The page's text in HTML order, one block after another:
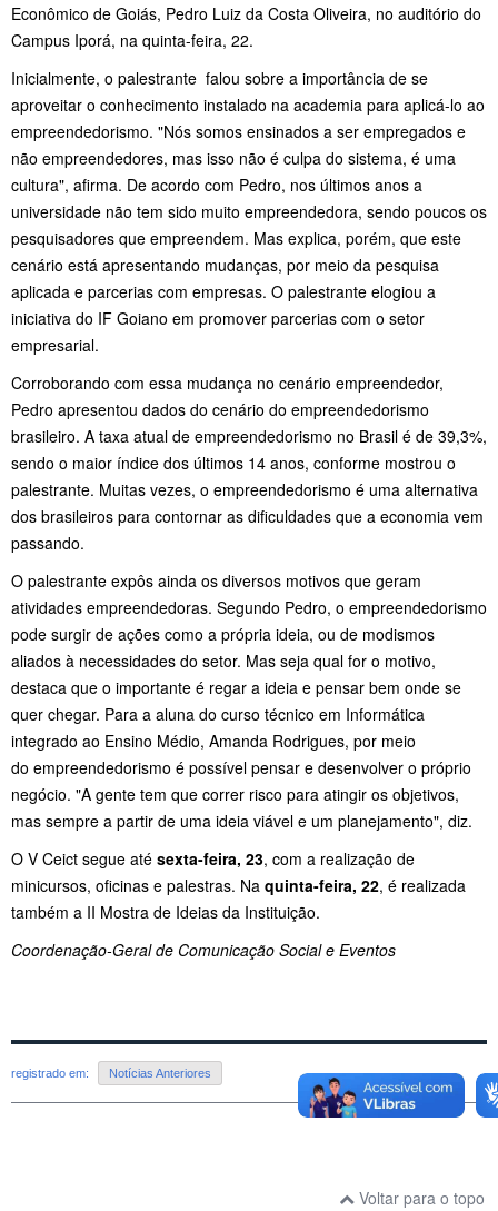
Econômico de Goiás, Pedro Luiz da Costa Oliveira, no auditório do
Campus Iporá, na quinta-feira, 22.
Inicialmente, o palestrante falou sobre a importância de se
aproveitar o conhecimento instalado na academia para aplicá-lo ao
empreendedorismo. "Nós somos ensinados a ser empregados e
não empreendedores, mas isso não é culpa do sistema, é uma
cultura", afirma. De acordo com Pedro, nos últimos anos a
universidade não tem sido muito empreendedora, sendo poucos os
pesquisadores que empreendem. Mas explica, porém, que este
cenário está apresentando mudanças, por meio da pesquisa
aplicada e parcerias com empresas. O palestrante elogiou a
iniciativa do IF Goiano em promover parcerias com o setor
empresarial.
Corroborando com essa mudança no cenário empreendedor,
Pedro apresentou dados do cenário do empreendedorismo
brasileiro. A taxa atual de empreendedorismo no Brasil é de 39,3%,
sendo o maior índice dos últimos 14 anos, conforme mostrou o
palestrante. Muitas vezes, o empreendedorismo é uma alternativa
dos brasileiros para contornar as dificuldades que a economia vem
passando.
O palestrante expôs ainda os diversos motivos que geram
atividades empreendedoras. Segundo Pedro, o empreendedorismo
pode surgir de ações como a própria ideia, ou de modismos
aliados à necessidades do setor. Mas seja qual for o motivo,
destaca que o importante é regar a ideia e pensar bem onde se
quer chegar. Para a aluna do curso técnico em Informática
integrado ao Ensino Médio, Amanda Rodrigues, por meio
do empreendedorismo é possível pensar e desenvolver o próprio
negócio. "A gente tem que correr risco para atingir os objetivos,
mas sempre a partir de uma ideia viável e um planejamento", diz.
O V Ceict segue até sexta-feira, 23, com a realização de
minicursos, oficinas e palestras. Na quinta-feira, 22, é realizada
também a II Mostra de Ideias da Instituição.
Coordenação-Geral de Comunicação Social e Eventos
registrado em: Notícias Anteriores
Voltar para o topo